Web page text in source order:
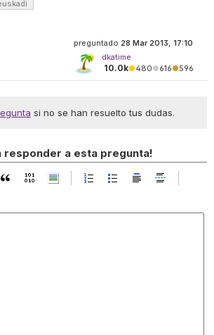
preguntado 28 Mar 2013, 17:10
dkatime
10.0k●480●616●596
si no se han resuelto tus dudas.
responder a esta pregunta!